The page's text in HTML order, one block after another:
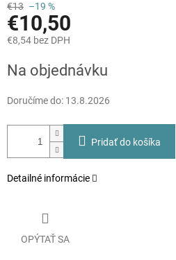
€13 –19 %
€10,50
€8,54 bez DPH
cena:
Na objednávku
Doručíme do: 13.8.2026
Pridať do košíka
Detailné informácie
OPÝTAŤ SA